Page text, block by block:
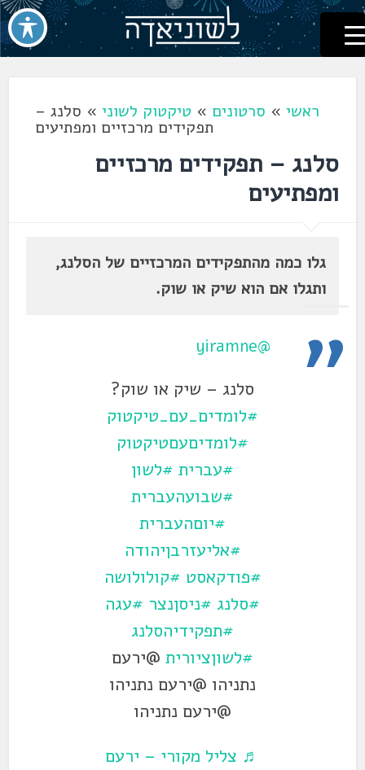
דלג
לתוכן
לשוניאדה
עברית. לשון. שפה
ראשי» סרטונים » טיקטוק לשוני» סלנג –
תפקידים מרכזיים ומפתיעים
סלנג – תפקידים מרכזיים
ומפתיעים
גלו כמה מהתפקידים המרכזיים של הסלנג,
ותגלו אם הוא שיק או שוק.
@yiramne
סלנג – שיק או שוק?
#לומדים_עם_טיקטוק
#לומדיםעםטיקטוק
#עברית #לשון
#שבועהעברית
#יוםהעברית
#אליעזרבןיהודה
#פודקאסט #קולולושה
#סלנג #ניסןנצר #עגה
#תפקידיהסלנג
#לשוןציורית @ירעם
נתניהו @ירעם נתניהו
@ירעם נתניהו
♬ צליל מקורי – ירעם